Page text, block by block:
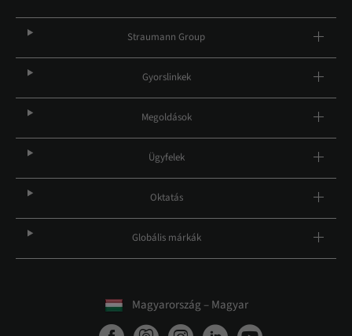
Straumann Group
Gyorslinkek
Megoldások
Ügyfelek
Oktatás
Globális márkák
Magyarország – Magyar